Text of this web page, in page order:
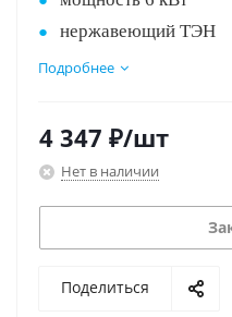
нержавеющий ТЭН
питание 3х380 В
вес 9кг
Подробнее
4 347 ₽/шт
Нет в наличии
Поделиться